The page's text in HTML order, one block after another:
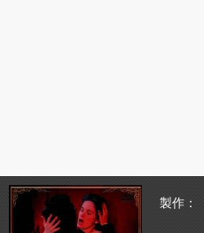
製作